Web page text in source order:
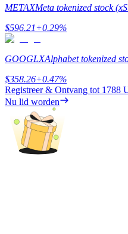
Nodig een vriend uit om
BTC Welcome Rewards
METAXMeta tokenized stock
$596.21+0.29%
GOOGLXAlphabet tokenized
$358.26+0.47%
Registreer & Ontvang tot 1788
Nu lid worden